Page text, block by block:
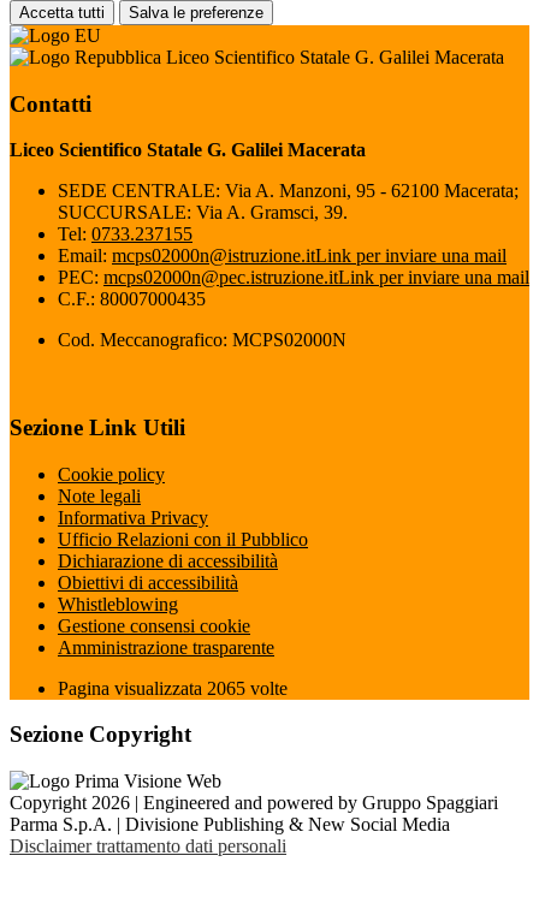
Accetta tutti Salva le preferenze
Liceo Scientifico Statale G. Galilei Macerata
Contatti
Liceo Scientifico Statale G. Galilei Macerata
SEDE CENTRALE: Via A. Manzoni, 95 - 62100 Macerata;
SUCCURSALE: Via A. Gramsci, 39.
Tel: 0733.237155
Email: mcps02000n@istruzione.itLink per inviare una mail
PEC: mcps02000n@pec.istruzione.itLink per inviare una mail
C.F.: 80007000435
Cod. Meccanografico: MCPS02000N
Sezione Link Utili
Cookie policy
Note legali
Informativa Privacy
Ufficio Relazioni con il Pubblico
Dichiarazione di accessibilità
Obiettivi di accessibilità
Whistleblowing
Gestione consensi cookie
Amministrazione trasparente
Pagina visualizzata 2065 volte
Sezione Copyright
Copyright 2026 | Engineered and powered by Gruppo Spaggiari
Parma S.p.A. | Divisione Publishing & New Social Media
Disclaimer trattamento dati personali